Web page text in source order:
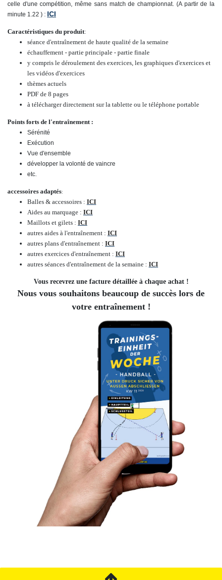
celle d'une compétition, même sans match de championnat. (A partir de la
minute 1.22 ) : ICI
Caractéristiques du produit:
séance d'entraînement de haute qualité de la semaine
échauffement - partie principale - partie finale
y compris le déroulement des exercices, les graphiques d'exercices et
les vidéos d'exercices
thèmes actuels
PDF de 8 pages
à télécharger directement sur la tablette ou le téléphone portable
Points forts de l'entraînement :
Sérénité
Exécution
Vue d'ensemble
développer la volonté de vaincre
etc.
accessoires adaptés:
Balles & accessoires : ICI
Aides au marquage : ICI
Maillots et gilets : ICI
autres aides à l'entraînement : ICI
autres plans d'entraînement : ICI
autres exercices d'entraînement : ICI
autres séances d'entraînement de la semaine : ICI
Vous recevrez une facture détaillée à chaque achat !
Nous vous souhaitons beaucoup de succès lors de
votre entraînement !